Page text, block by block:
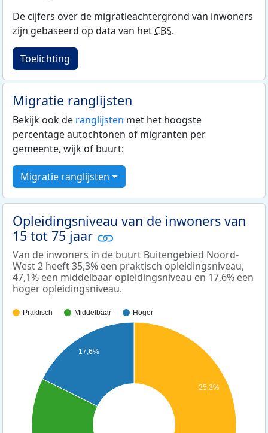
De cijfers over de migratieachtergrond van inwoners
zijn gebaseerd op data van hetCBS.
Toelichting
Migratie ranglijsten
Bekijk ook de ranglijsten met het hoogste
percentage autochtonen of migranten per
gemeente, wijk of buurt:
Migratie ranglijsten
Opleidingsniveau van de inwoners van
15 tot 75 jaar
Van de inwoners in de buurt Buitengebied Noord-
West 2 heeft 35,3% een praktisch opleidingsniveau,
47,1% een middelbaar opleidingsniveau en 17,6% een
hoger opleidingsniveau.
Praktisch Middelbaar Hoger
35,3%
17,6%